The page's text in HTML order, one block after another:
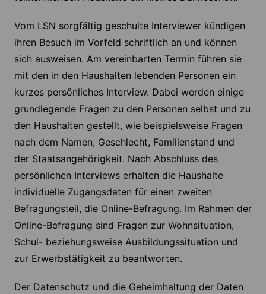
Vom LSN sorgfältig geschulte Interviewer kündigen
ihren Besuch im Vorfeld schriftlich an und können
sich ausweisen. Am vereinbarten Termin führen sie
mit den in den Haushalten lebenden Personen ein
kurzes persönliches Interview. Dabei werden einige
grundlegende Fragen zu den Personen selbst und zu
den Haushalten gestellt, wie beispielsweise Fragen
nach dem Namen, Geschlecht, Familienstand und
der Staatsangehörigkeit. Nach Abschluss des
persönlichen Interviews erhalten die Haushalte
individuelle Zugangsdaten für einen zweiten
Befragungsteil, die Online-Befragung. Im Rahmen der
Online-Befragung sind Fragen zur Wohnsituation,
Schul- beziehungsweise Ausbildungssituation und
zur Erwerbstätigkeit zu beantworten.
Der Datenschutz und die Geheimhaltung der Daten